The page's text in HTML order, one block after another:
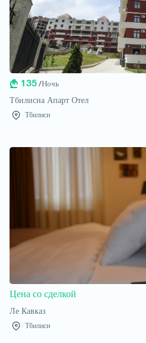
135 /Ночь
Тбилисиа Апарт Отел
Тбилиси
Цена со сделкой
Ле Кавказ
Тбилиси